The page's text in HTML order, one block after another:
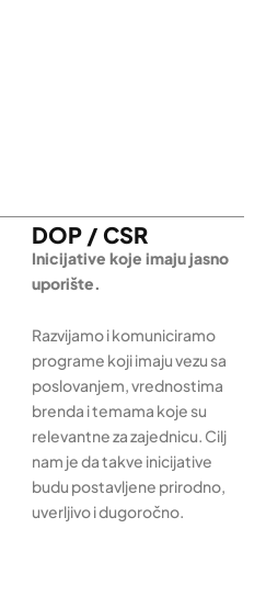
DOP / CSR
Inicijative koje imaju jasno
uporište.
Razvijamo i komuniciramo
programe koji imaju vezu sa
poslovanjem, vrednostima
brenda i temama koje su
relevantne za zajednicu. Cilj
nam je da takve inicijative
budu postavljene prirodno,
uverljivo i dugoročno.